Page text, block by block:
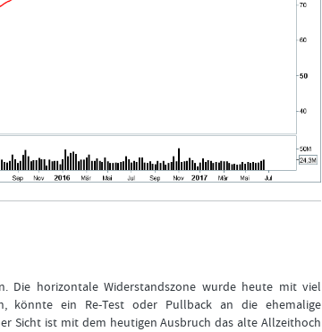
Die horizontale Widerstandszone wurde heute mit viel
könnte ein Re-Test oder Pullback an die ehemalige
Sicht ist mit dem heutigen Ausbruch das alte Allzeithoch